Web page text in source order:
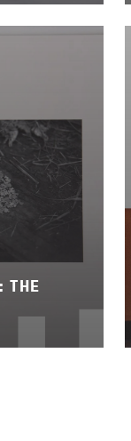
THE